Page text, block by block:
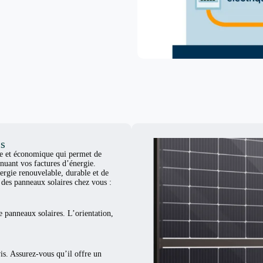
et économique qui permet de
vos factures d’énergie.
renouvelable, durable et de
panneaux solaires chez vous :
solaires. L’orientation,
Assurez-vous qu’il offre un